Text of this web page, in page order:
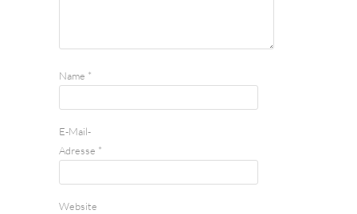
Name *
E-Mail-
Adresse *
Website